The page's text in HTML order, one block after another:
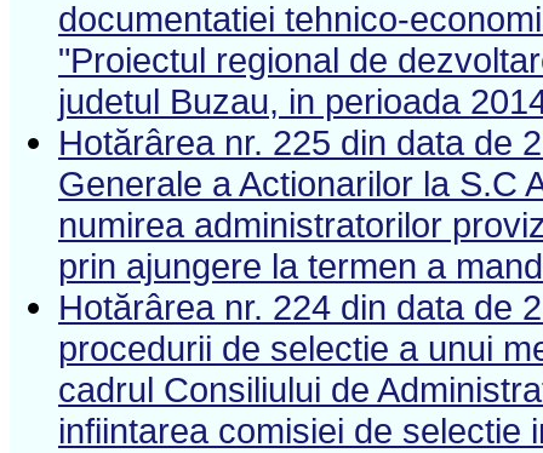
documentatiei tehnico-
"Proiectul regional de
judetul Buzau, in perioada
Hotărârea nr. 225 din data de
Generale a Actionarilor la S.C
numirea administratorilor
prin ajungere la termen a
Hotărârea nr. 224 din data de
procedurii de selectie a unui
cadrul Consiliului de
infiintarea comisiei de selectie